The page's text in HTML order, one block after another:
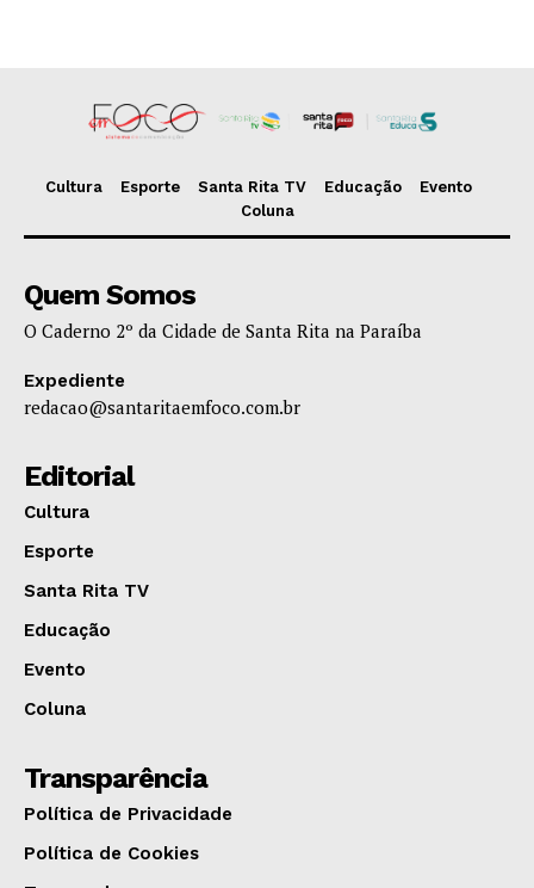
Cultura Esporte Santa Rita TV Educação
Evento
Coluna
Quem Somos
O Caderno 2º da Cidade de Santa Rita na Paraíba
Expediente
redacao@santaritaemfoco.com.br
Editorial
Cultura
Esporte
Santa Rita TV
Educação
Evento
Coluna
Transparência
Política de Privacidade
Política de Cookies